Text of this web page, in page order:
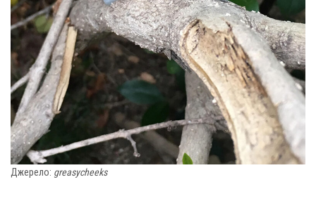
Джерело: greasycheeks